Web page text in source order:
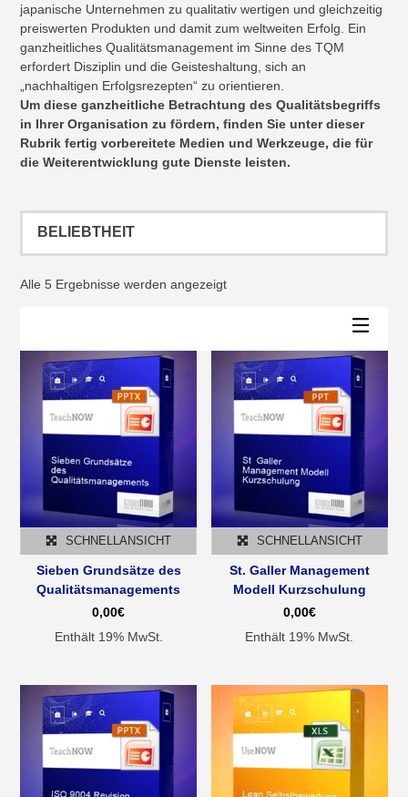
japanische Unternehmen zu qualitativ wertigen und gleichzeitig
preiswerten Produkten und damit zum weltweiten Erfolg. Ein
ganzheitliches Qualitätsmanagement im Sinne des TQM
erfordert Disziplin und die Geisteshaltung, sich an
„nachhaltigen Erfolgsrezepten“ zu orientieren.
Um diese ganzheitliche Betrachtung des Qualitätsbegriffs
in Ihrer Organisation zu fördern, finden Sie unter dieser
Rubrik fertig vorbereitete Medien und Werkzeuge, die für
die Weiterentwicklung gute Dienste leisten.
Alle 5 Ergebnisse werden angezeigtNach
SCHNELLANSICHT
Sieben Grundsätze des
Qualitätsmanagements
0,00€
Enthält 19% MwSt.
SCHNELLANSICHT
St. Galler Management
Modell Kurzschulung
0,00€
Enthält 19% MwSt.